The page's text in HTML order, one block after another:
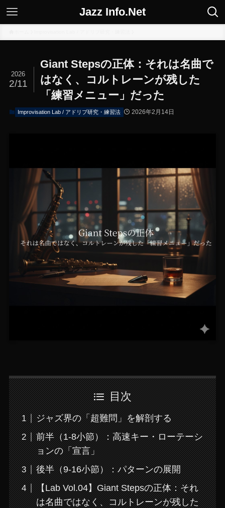
Jazz Info.Net
Giant Stepsの正体：それは名曲で
はなく、コルトレーンが残した
「練習メニュー」だった
2026
2/11
Improvisation Lab / アドリブ研究・練習法 2026年2月14日
目次
ジャズ界の「超難問」を解剖する
前半（1-8小節）：高速キー・ローテーシ
ョンの「宣言」
後半（9-16小節）：パターンの展開
【Lab Vol.04】Giant Stepsの正体：それ
は名曲ではなく、コルトレーンが残した